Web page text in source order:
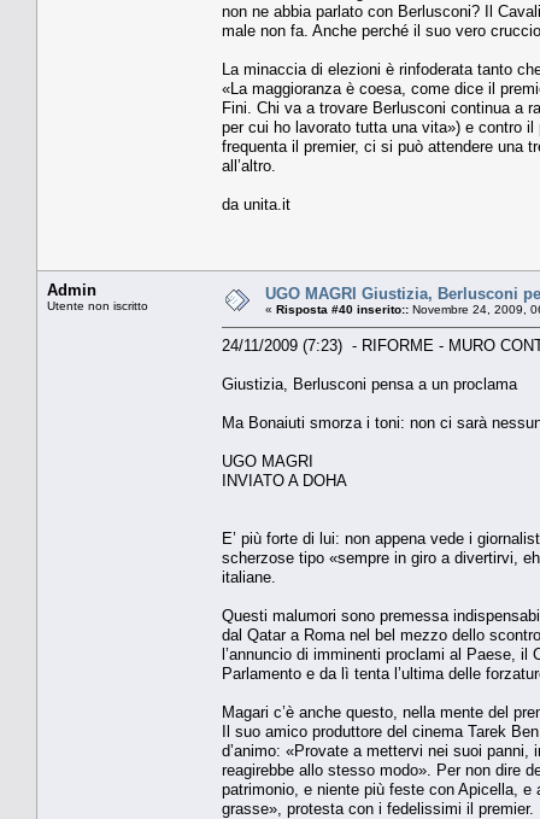
non ne abbia parlato con Berlusconi? Il
male non fa. Anche perché il suo vero
La minaccia di elezioni è rinfoderata tanto
«La maggioranza è coesa, come dice il
Fini. Chi va a trovare Berlusconi continua a
per cui ho lavorato tutta una vita») e contro
frequenta il premier, ci si può attendere una
all’altro.
da unita.it
Admin
Utente non iscritto
UGO MAGRI Giustizia, Berlusconi
« Risposta #40 inserito:: Novembre 24, 2009,
24/11/2009 (7:23) - RIFORME - MURO
Giustizia, Berlusconi pensa a un proclama
Ma Bonaiuti smorza i toni: non ci sarà
UGO MAGRI
INVIATO A DOHA
E’ più forte di lui: non appena vede i
scherzose tipo «sempre in giro a divertirvi,
italiane.
Questi malumori sono premessa
dal Qatar a Roma nel bel mezzo dello
l’annuncio di imminenti proclami al Paese,
Parlamento e da lì tenta l’ultima delle
Magari c’è anche questo, nella mente del
Il suo amico produttore del cinema Tarek
d’animo: «Provate a mettervi nei suoi
reagirebbe allo stesso modo». Per non dire
patrimonio, e niente più feste con Apicella,
grasse», protesta con i fedelissimi il